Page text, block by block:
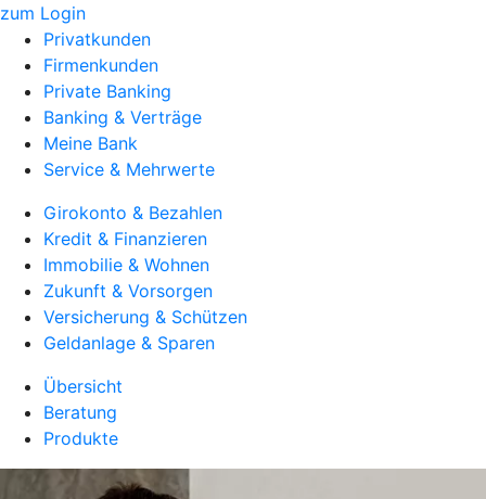
zum Login
Privatkunden
Firmenkunden
Private Banking
Banking & Verträge
Meine Bank
Service & Mehrwerte
Girokonto & Bezahlen
Kredit & Finanzieren
Immobilie & Wohnen
Zukunft & Vorsorgen
Versicherung & Schützen
Geldanlage & Sparen
Übersicht
Beratung
Produkte